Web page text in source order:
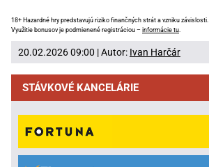
18+ Hazardné hry predstavujú riziko finančných strát a vzniku závislosti.
Využitie bonusov je podmienené registráciou – informácie tu.
20.02.2026 09:00 | Autor: Ivan Harčár
STÁVKOVÉ KANCELÁRIE